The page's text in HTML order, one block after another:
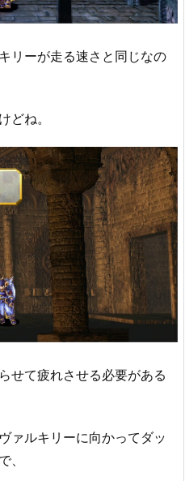
リーが走る速さと同じなの
どね。
せて疲れさせる必要がある
ァルキリーに向かってダッ
、